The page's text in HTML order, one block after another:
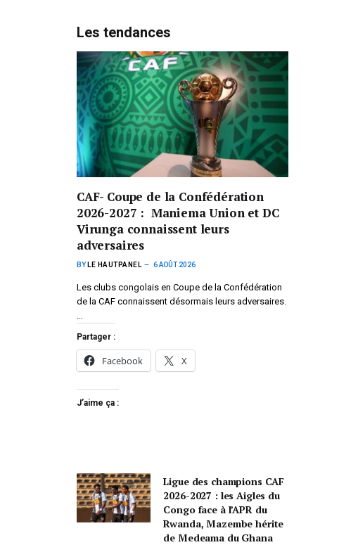
Les tendances
CAF- Coupe de la Confédération
2026-2027 : Maniema Union et DC
Virunga connaissent leurs
adversaires
BY LE HAUTPANEL 6 AOÛT 2026
Les clubs congolais en Coupe de la Confédération
de la CAF connaissent désormais leurs adversaires.
…
Partager :
Facebook X
J’aime ça :
Ligue des champions CAF
2026-2027 : les Aigles du
Congo face à l’APR du
Rwanda, Mazembe hérite
de Medeama du Ghana